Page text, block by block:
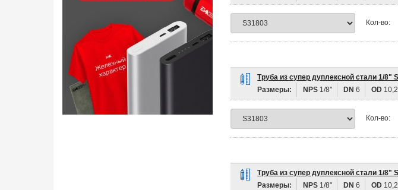
Кол-во:
Труба из супер дуплексной стали 1/8"
Размеры:
NPS 1/8" DN 6 OD
Кол-во:
Труба из супер дуплексной стали 1/8"
Размеры:
NPS 1/8" DN 6 OD